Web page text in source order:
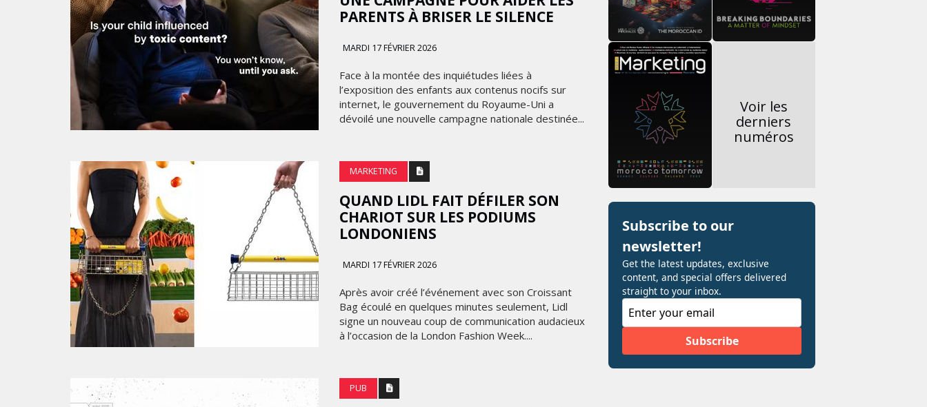
PARENTS À BRISER LE SILENCE
MARDI 17 FÉVRIER 2026
Face à la montée des inquiétudes liées à
l’exposition des enfants aux contenus nocifs sur
internet, le gouvernement du Royaume-Uni a
dévoilé une nouvelle campagne nationale destinée...
MARKETING
QUAND LIDL FAIT DÉFILER SON
CHARIOT SUR LES PODIUMS
LONDONIENS
MARDI 17 FÉVRIER 2026
Après avoir créé l’événement avec son Croissant
Bag écoulé en quelques minutes seulement, Lidl
signe un nouveau coup de communication audacieux
à l’occasion de la London Fashion Week....
PUB
Voir les
derniers
numéros